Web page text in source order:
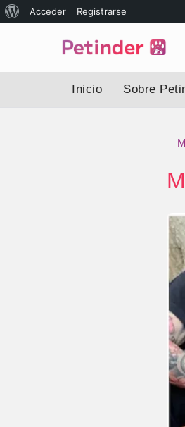
Acceder Registrarse
Inicio Sobre